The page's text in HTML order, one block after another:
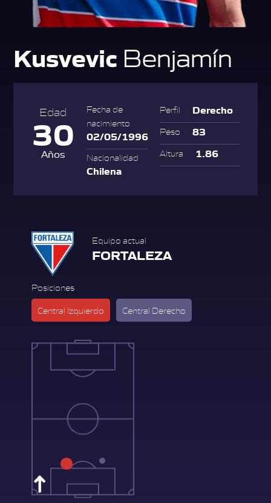
Kusvevic Benjamín
Edad
30
Años
Fecha de
nacimiento
02/05/1996
Nacionalidad
Chilena
Perfil Derecho
Peso 83
Altura 1.86
Equipo actual
FORTALEZA
Posiciones
Central Izquierdo Central Derecho